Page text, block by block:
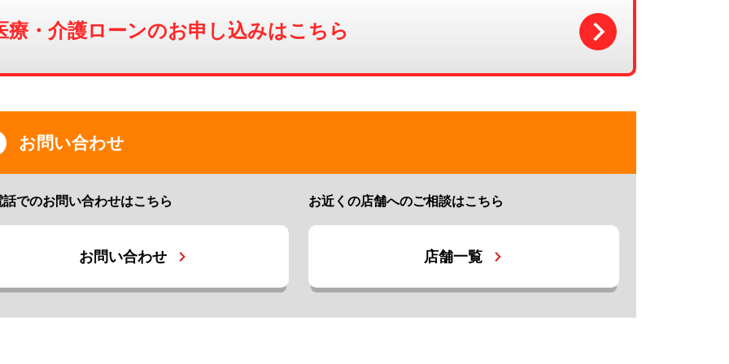
療・介護ローンのお申し込みはこちら
お問い合わせ
でのお問い合わせはこちら
お問い合わせ
お近くの店舗へのご相談はこちら
店舗一覧